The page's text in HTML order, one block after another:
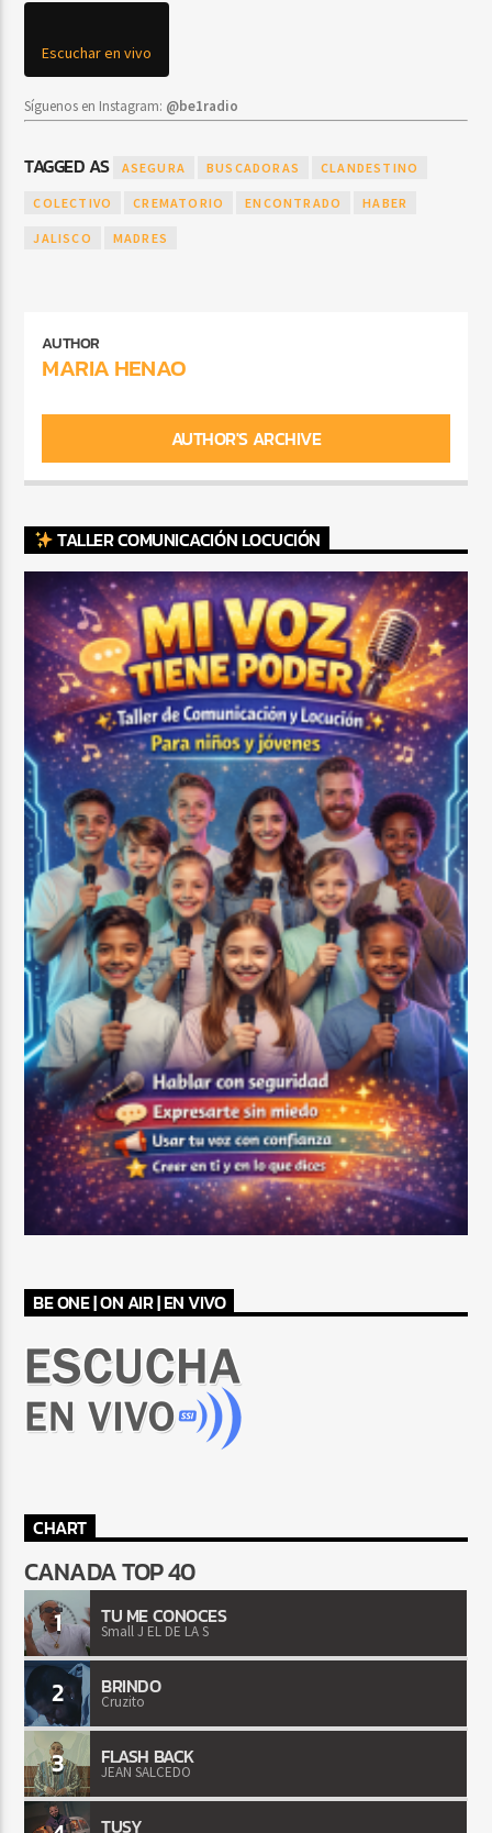
Escuchar en vivo
Síguenos en Instagram: @be1radio
TAGGED AS ASEGURA BUSCADORAS CLANDESTINO
COLECTIVO CREMATORIO ENCONTRADO HABER
JALISCO MADRES
AUTHOR
MARIA HENAO
AUTHOR'S ARCHIVE
TALLER COMUNICACIÓN LOCUCIÓN
BE ONE | ON AIR | EN VIVO
CHART
CANADA TOP 40
1 TU ME CONOCES
Small J EL DE LA S
2 BRINDO
Cruzito
3 FLASH BACK
JEAN SALCEDO
TUSY